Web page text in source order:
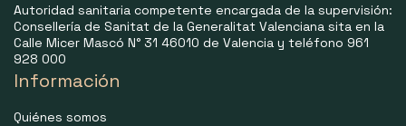
Autoridad sanitaria competente encargada de la supervisión:
Consellería de Sanitat de la Generalitat Valenciana sita en la
Calle Micer Mascó N° 31 46010 de Valencia y teléfono 961
928 000
Información
Quiénes somos